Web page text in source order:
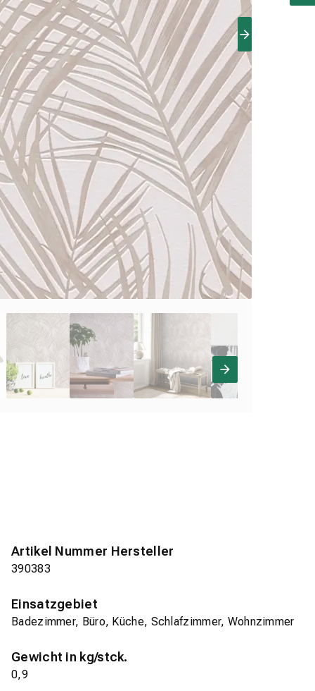
Artikel Nummer Hersteller
390383
Einsatzgebiet
Badezimmer, Büro, Küche, Schlafzimmer, Wohnzimmer
Gewicht in kg/stck.
0,9